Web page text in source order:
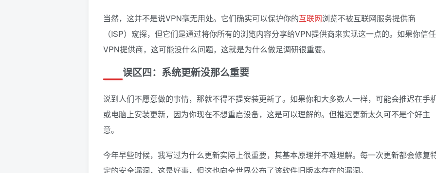
当然，这并不是说VPN毫无用处。它们确实可以保护你的互联网浏览不被互联网服务提供商
（ISP）窥探，但它们是通过将你所有的浏览内容分享给VPN提供商来实现这一点的。如果你信任
VPN提供商，这可能没什么问题，这就是为什么做足调研很重要。
误区四：系统更新没那么重要
说到人们不愿意做的事情，那就不得不提安装更新了。如果你和大多数人一样，可能会推迟在手
或电脑上安装更新，因为你现在不想重启设备，这是可以理解的。但推迟更新太久可不是个好主
意。
今年早些时候，我写过为什么更新实际上很重要，其基本原理并不难理解。每一次更新都会修复
定的安全漏洞，这是好事，但这也向全世界公布了该软件旧版本存在的漏洞。